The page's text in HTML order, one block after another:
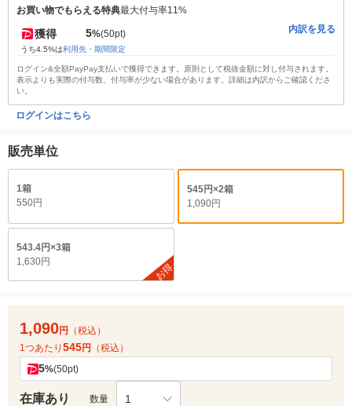
お買い物でもらえる特典最大付与率11%
獲得 5%(50pt)
うち4.5%は利用先・期間限定
内訳を見る
ログイン&全額PayPay支払いで獲得できます。原則として税抜金額に対し付与されます。
表示よりも実際の付与数、付与率が少ない場合があります。詳細は内訳からご確認くださ
い。
ログインはこちら
販売単位
1箱
550円
545円×2箱
1,090円
543.4円×3箱
1,630円
お得
1,090円
（税込）
1つあたり 545円 （税込）
5%(50pt)
在庫あり 数量 1